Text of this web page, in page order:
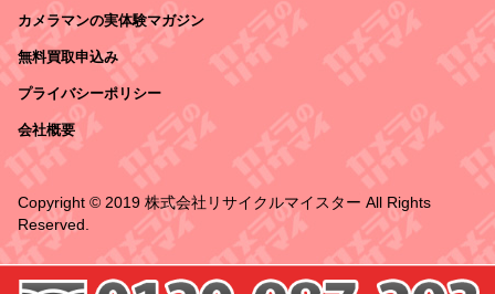
カメラマンの実体験マガジン
無料買取申込み
プライバシーポリシー
会社概要
Copyright © 2019 株式会社リサイクルマイスター All Rights
Reserved.